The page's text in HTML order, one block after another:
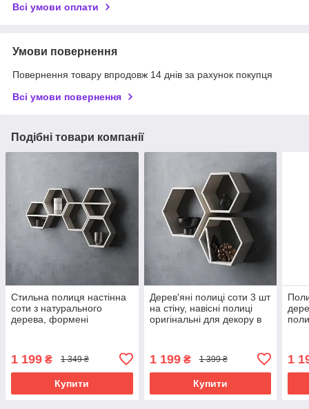
Всі умови оплати
Умови повернення
Повернення товару впродовж 14 днів за рахунок покупця
Всі умови повернення
Подібні товари компанії
Стильна полиця настінна
соти з натурального
дерева, формені
1 199 ₴ 1 349 ₴
Купити
Дерев'яні полиці соти 3 шт
на стіну, навісні полиці
оригінальні для декору в
1 199₴ 1 399 ₴
Купити
1